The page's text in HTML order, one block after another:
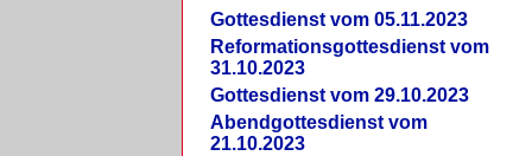
Gottesdienst vom 05.11.2023
Reformationsgottesdienst vom
31.10.2023
Gottesdienst vom 29.10.2023
Abendgottesdienst vom
21.10.2023